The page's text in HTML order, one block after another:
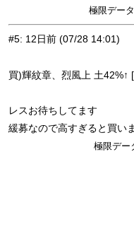
極限デー
#5: 12日前 (07/28 14:01)
買)輝紋章、烈風上 土42%↑
レスお待ちしてます
緩募なので高すぎると買い
極限デー